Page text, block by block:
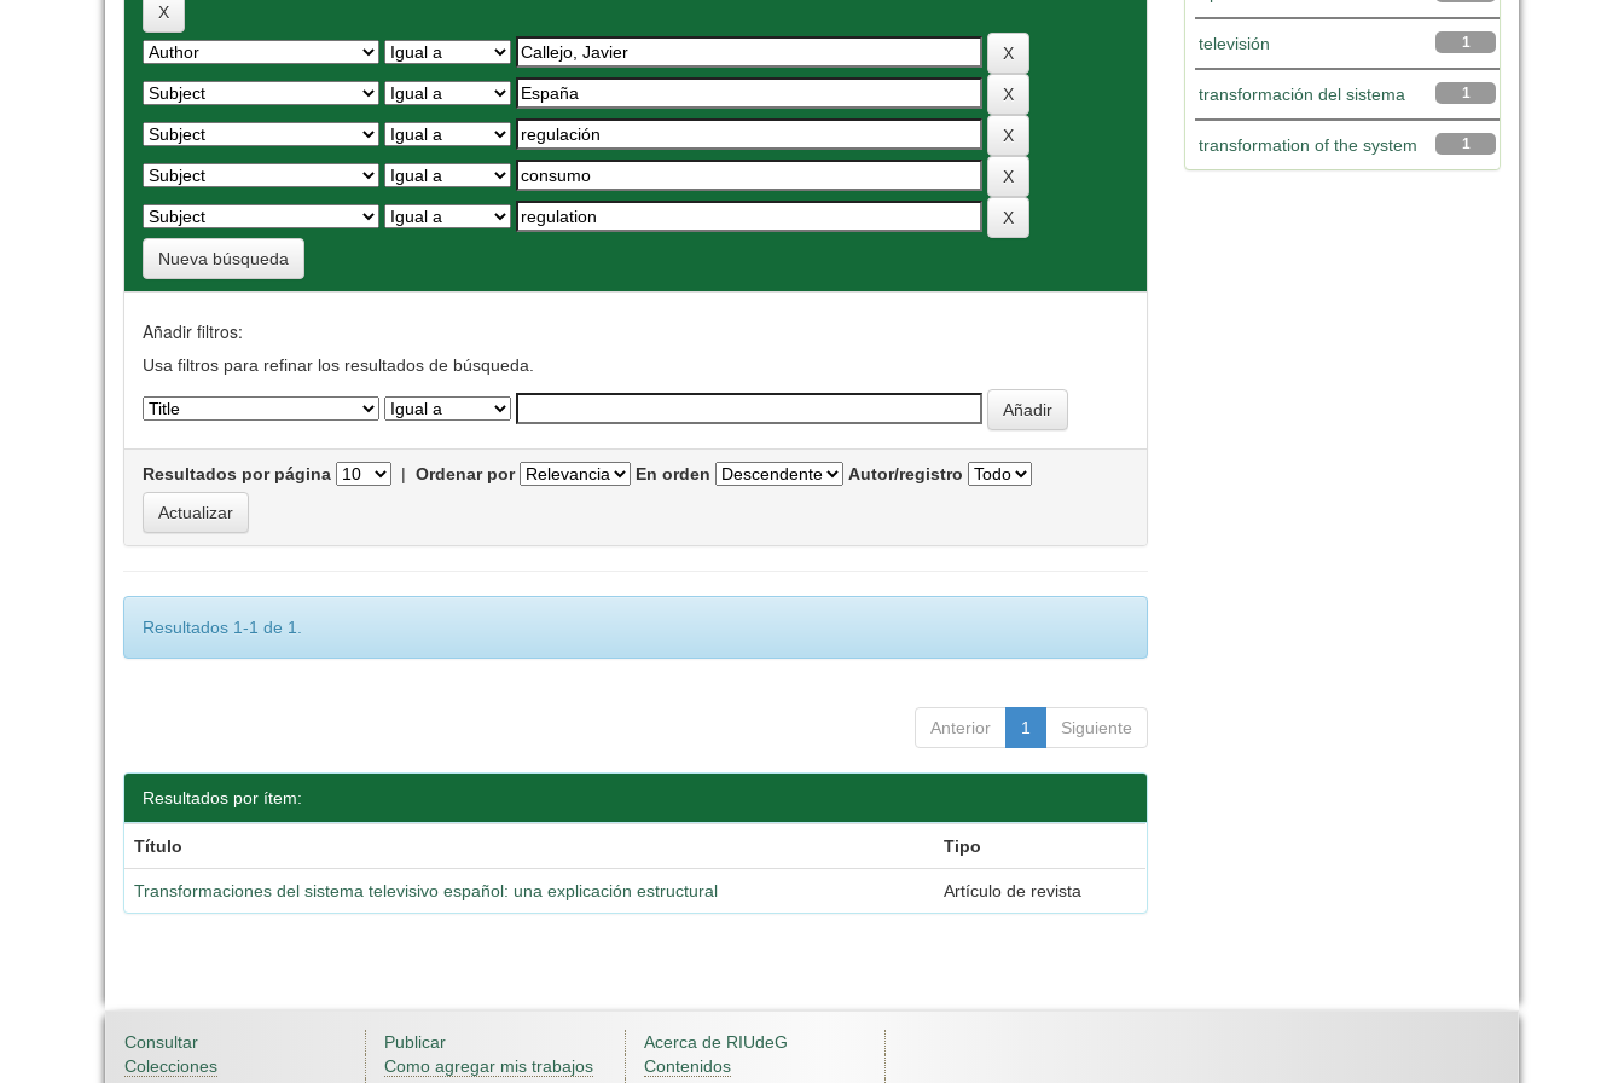
Nueva búsqueda
Añadir filtros:
Usa filtros para refinar los resultados de búsqueda.
Resultados por página | Ordenar por En orden Autor/registro
Resultados 1-1 de 1.
Anterior 1 Siguiente
Resultados por ítem:
Título Tipo
Transformaciones del sistema televisivo español: una explicación estructural Artículo de revista
1
televisión
1
transformación del sistema
1
transformation of the system
Consultar
Colecciones
Publicar
Como agregar mis trabajos
Acerca de RIUdeG
Contenidos